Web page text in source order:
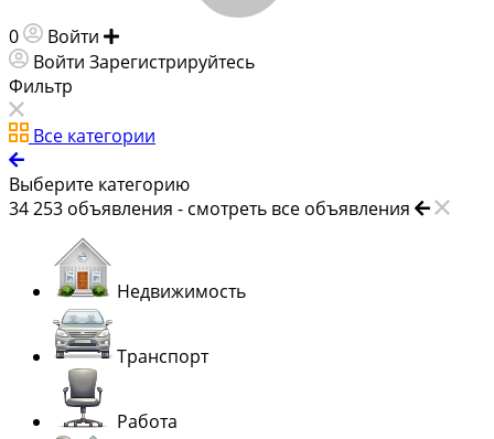
0 Войти
Войти Зарегистрируйтесь
Фильтр
Все категории
Выберите категорию
34 253 объявления - смотреть все объявления
Недвижимость
Транспорт
Работа